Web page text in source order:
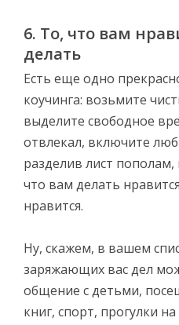
6. То, что вам
делать
Есть еще одно
коучинга: возьмите
выделите свободное
отвлекал, включите
разделив лист
что вам делать
нравится.
Ну, скажем, в вашем
заряжающих вас дел
общение с детьми,
книг, спорт, прогулки